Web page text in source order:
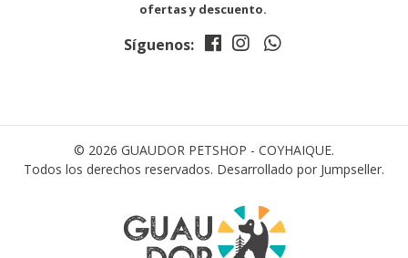
ofertas y descuento.
Síguenos:
© 2026 GUAUDOR PETSHOP - COYHAIQUE.
Todos los derechos reservados. Desarrollado por Jumpseller.